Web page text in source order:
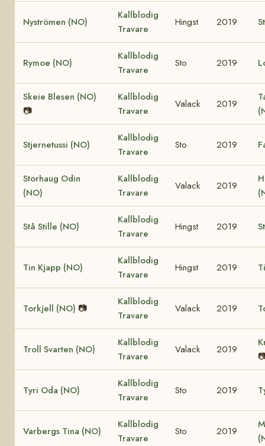
Nyströmen (NO)
Kallblodig
Travare
Hingst 2019
Rymoe (NO)
Kallblodig
Travare
Sto 2019
Skeie Blesen (NO)
📷
Kallblodig
Travare
Valack 2019
Stjernetussi (NO)
Kallblodig
Travare
Sto 2019
Storhaug Odin
(NO)
Kallblodig
Travare
Valack 2019
Stå Stille (NO)
Kallblodig
Travare
Hingst 2019
Tin Kjapp (NO)
Kallblodig
Travare
Hingst 2019
Torkjell (NO) 📷
Kallblodig
Travare
Valack 2019
Troll Svarten (NO)
Kallblodig
Travare
Valack 2019
Tyri Oda (NO)
Kallblodig
Travare
Sto 2019
Varbergs Tina (NO)
Kallblodig
Travare
Sto 2019